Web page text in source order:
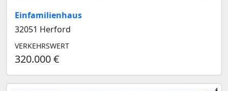
Einfamilienhaus
32051 Herford
VERKEHRSWERT
320.000 €